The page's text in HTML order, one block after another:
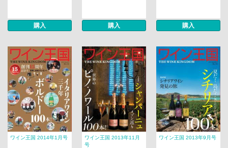
購入 購入 購入
ワイン王国 2014年1月号
ワイン王国 2013年11月
号
ワイン王国 2013年9月号